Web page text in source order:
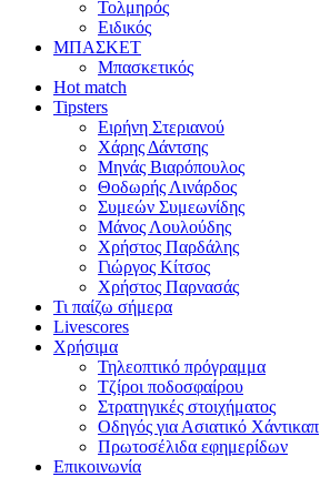
Τολμηρός
Ειδικός
ΜΠΑΣΚΕΤ
Μπασκετικός
Hot match
Tipsters
Ειρήνη Στεριανού
Χάρης Δάντσης
Μηνάς Βιαρόπουλος
Θοδωρής Λινάρδος
Συμεών Συμεωνίδης
Μάνος Λουλούδης
Χρήστος Παρδάλης
Γιώργος Κίτσος
Χρήστος Παρνασάς
Τι παίζω σήμερα
Livescores
Χρήσιμα
Τηλεοπτικό πρόγραμμα
Τζίροι ποδοσφαίρου
Στρατηγικές στοιχήματος
Οδηγός για Ασιατικό Χάντικαπ
Πρωτοσέλιδα εφημερίδων
Επικοινωνία